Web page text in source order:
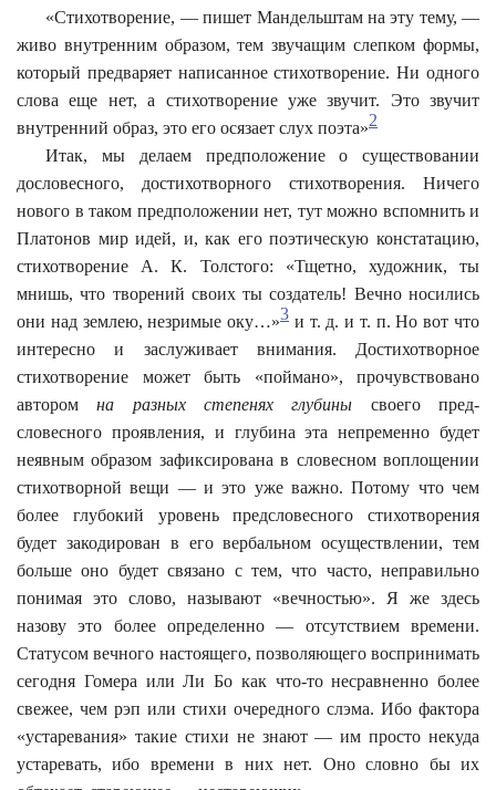
«Стихотворение, — пишет Мандельштам на эту тему, —
живо внутренним образом, тем звучащим слепком формы,
который предваряет написанное стихотворение. Ни одного
слова еще нет, а стихотворение уже звучит. Это звучит
внутренний образ, это его осязает слух поэта»2
Итак, мы делаем предположение о существовании
дословесного, достихотворного стихотворения. Ничего
нового в таком предположении нет, тут можно вспомнить и
Платонов мир идей, и, как его поэтическую констатацию,
стихотворение А. К. Толстого: «Тщетно, художник, ты
мнишь, что творений своих ты создатель! Вечно носились
они над землею, незримые оку…»3 и т. д. и т. п. Но вот что
интересно и заслуживает внимания. Достихотворное
стихотворение может быть «поймано», прочувствовано
авторомна разных степенях глубины своего пред-
словесного проявления, и глубина эта непременно будет
неявным образом зафиксирована в словесном воплощении
стихотворной вещи — и это уже важно. Потому что чем
более глубокий уровень предсловесного стихотворения
будет закодирован в его вербальном осуществлении, тем
больше оно будет связано с тем, что часто, неправильно
понимая это слово, называют «вечностью». Я же здесь
назову это более определенно — отсутствием времени.
Статусом вечного настоящего, позволяющего воспринимать
сегодня Гомера или Ли Бо как что-то несравненно более
свежее, чем рэп или стихи очередного слэма. Ибо фактора
«устаревания» такие стихи не знают — им просто некуда
устаревать, ибо времени в них нет. Оно словно бы их